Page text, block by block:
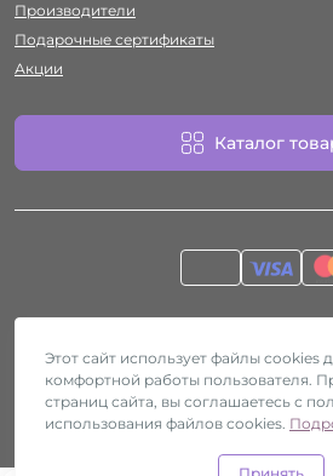
Производители
Подарочные сертификаты
Акции
Каталог
Секс-шоп Htyvka
Этот сайт использует файлы cookies
комфортной работы пользователя.
страниц сайта, вы соглашаетесь с
использования файлов cookies.